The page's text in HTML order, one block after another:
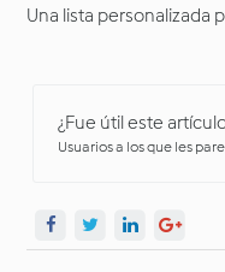
Una lista personalizada
¿Fue útil este
Usuarios a los que les